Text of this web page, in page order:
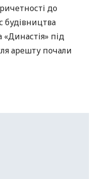
до
будівництва
«Династія» під
арешту почали